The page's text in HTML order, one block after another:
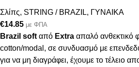
Σλίπς, STRING / BRAZIL, ΓΥΝΑΙΚΑ
€14.85 με ΦΠΑ
Brazil soft από Extra απαλό ανθεκτικό
cotton/modal, σε συνδυασμό με
για να μη διαγράφει, έχουμε το τέλειο